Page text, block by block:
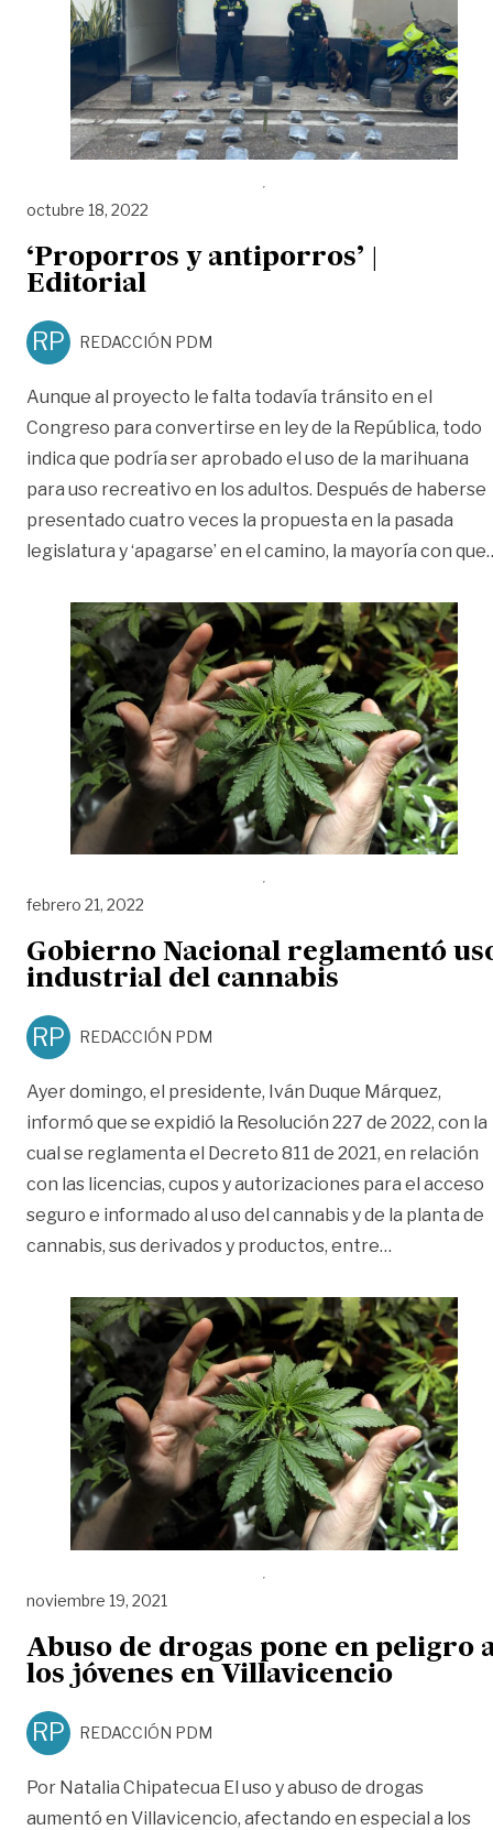
octubre 18, 2022
‘Proporros y antiporros’ |
Editorial
RP REDACCIÓN PDM
Aunque al proyecto le falta todavía tránsito en el
Congreso para convertirse en ley de la República, todo
indica que podría ser aprobado el uso de la marihuana
para uso recreativo en los adultos. Después de haberse
presentado cuatro veces la propuesta en la pasada
legislatura y ‘apagarse’ en el camino, la mayoría con que
febrero 21, 2022
Gobierno Nacional reglamentó
industrial del cannabis
RP REDACCIÓN PDM
Ayer domingo, el presidente, Iván Duque Márquez,
informó que se expidió la Resolución 227 de 2022, con la
cual se reglamenta el Decreto 811 de 2021, en relación
con las licencias, cupos y autorizaciones para el acceso
seguro e informado al uso del cannabis y de la planta de
cannabis, sus derivados y productos, entre…
noviembre 19, 2021
Abuso de drogas pone en peligro
los jóvenes en Villavicencio
RP REDACCIÓN PDM
Por Natalia Chipatecua El uso y abuso de drogas
aumentó en Villavicencio, afectando en especial a los